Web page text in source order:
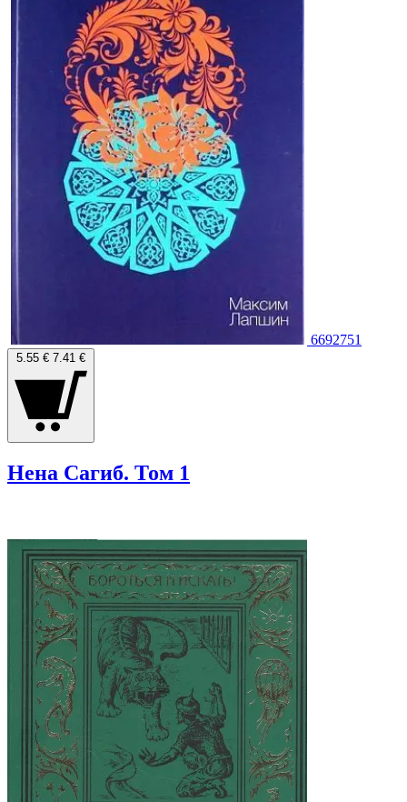
6692751
5.55 € 7.41 €
Нена Сагиб. Том 1